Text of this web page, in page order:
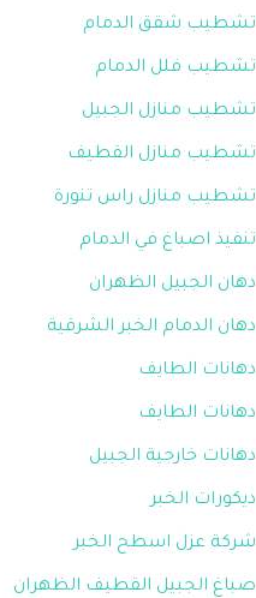
تشطيب شقق الدمام
تشطيب فلل الدمام
تشطيب منازل الجبيل
تشطيب منازل القطيف
تشطيب منازل راس تنورة
تنفيذ اصباغ في الدمام
دهان الجبيل الظهران
دهان الدمام الخبر الشرقية
دهانات الطايف
دهانات الطايف
دهانات خارجية الجبيل
ديكورات الخبر
شركة عزل اسطح الخبر
صباغ الجبيل القطيف الظهران